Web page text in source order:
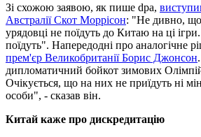
Зі схожою заявою, як пише dpa,
Австралії Скот Моррісон: "Не дивно, що
урядовці не поїдуть до Китаю на ці
поїдуть". Напередодні про аналогічне
прем'єр Великобританії Борис Джонсон
дипломатичний бойкот зимових
Очікується, що на них не приїдуть ні
особи", - сказав він.
Китай каже про дискредитацію